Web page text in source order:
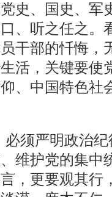
史、国史、军
、听之任之。
干部的忏悔，
活，关键要使
、中国特色社
必须严明政治
维护党的集中
，更要观其行